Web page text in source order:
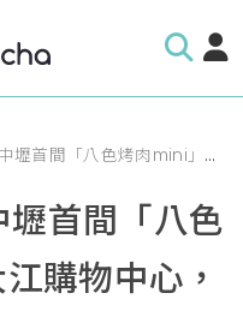
插旗大江購物中心，連續3天「肉量加量50%」免費升級
首間「八色
購物中心，